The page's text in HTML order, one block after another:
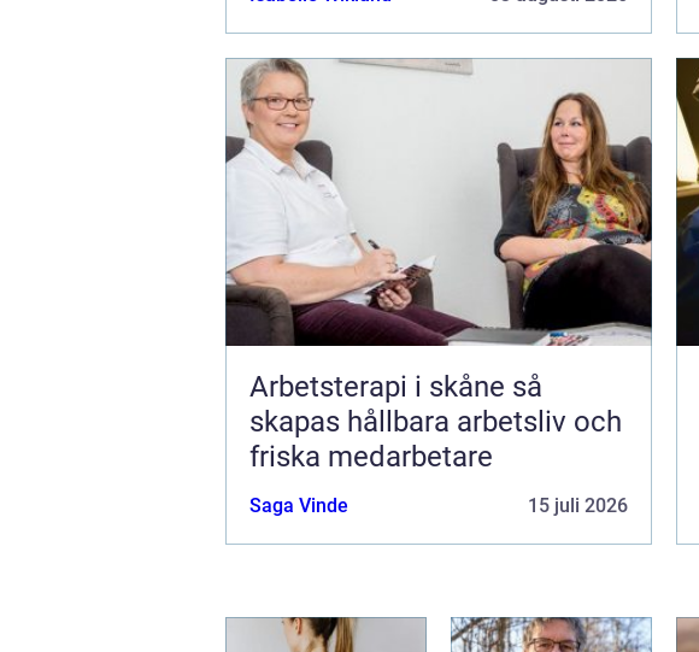
Arbetsterapi i skåne så
skapas hållbara arbetsliv och
friska medarbetare
Saga Vinde 15 juli 2026